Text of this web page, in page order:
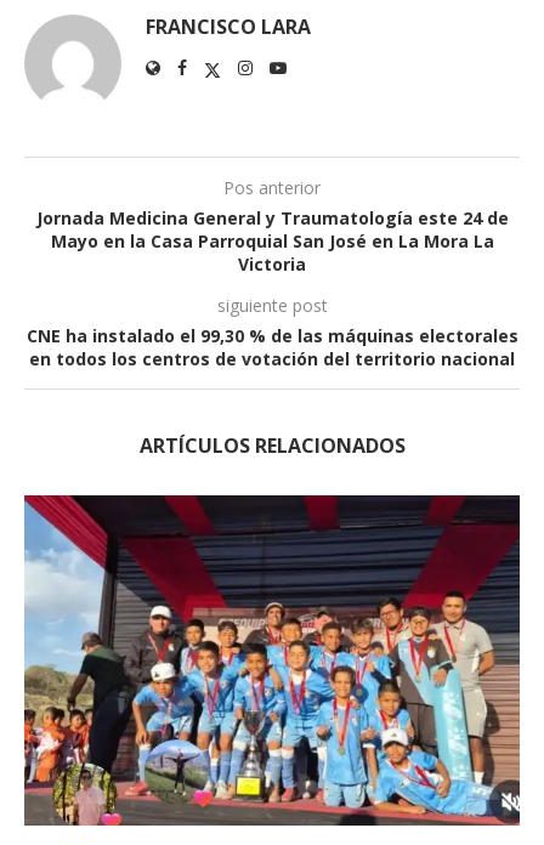
FRANCISCO LARA
Pos anterior
Jornada Medicina General y Traumatología este 24 de
Mayo en la Casa Parroquial San José en La Mora La
Victoria
siguiente post
CNE ha instalado el 99,30 % de las máquinas electorales
en todos los centros de votación del territorio nacional
ARTÍCULOS RELACIONADOS